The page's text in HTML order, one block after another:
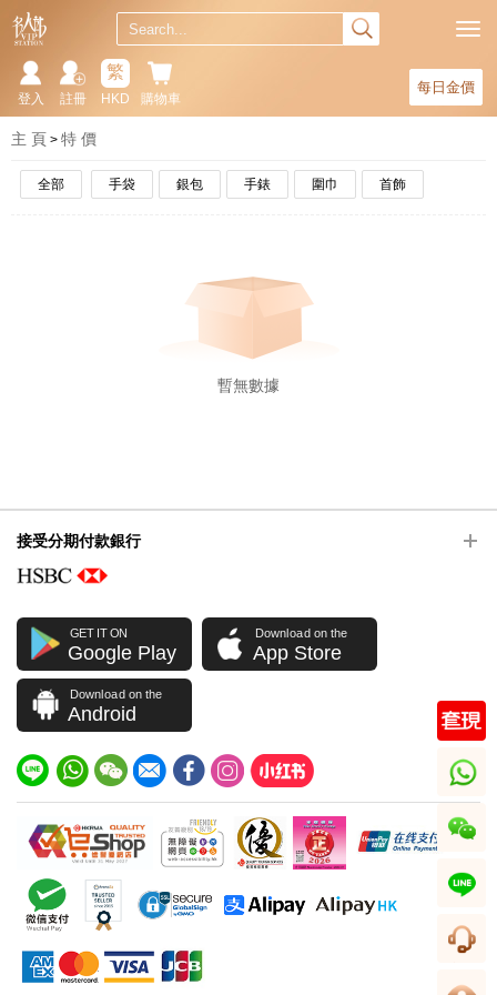
每日金價
購物車
繁
HKD
註冊
登入
主 頁 特 價
全部 手袋 銀包 手錶 圍巾 首飾
暫無數據
接受分期付款銀行
GET IT ON
Google Play
Download on the
App Store
Download on the
Android
whatsapp